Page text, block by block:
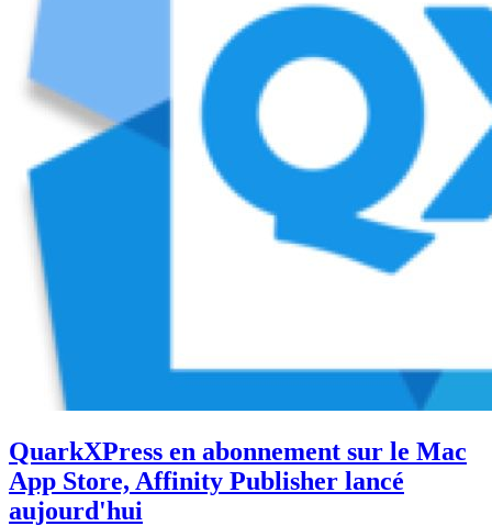
QuarkXPress en abonnement sur le Mac
App Store, Affinity Publisher lancé
aujourd'hui